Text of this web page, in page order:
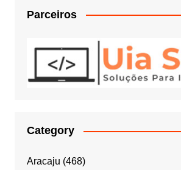
Parceiros
Category
Aracaju (468)